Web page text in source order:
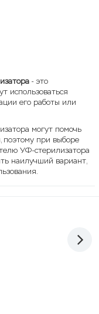
- это
использоваться
его работы или
могут помочь
поэтому при выборе
УФ-стерилизатора
наилучший вариант,